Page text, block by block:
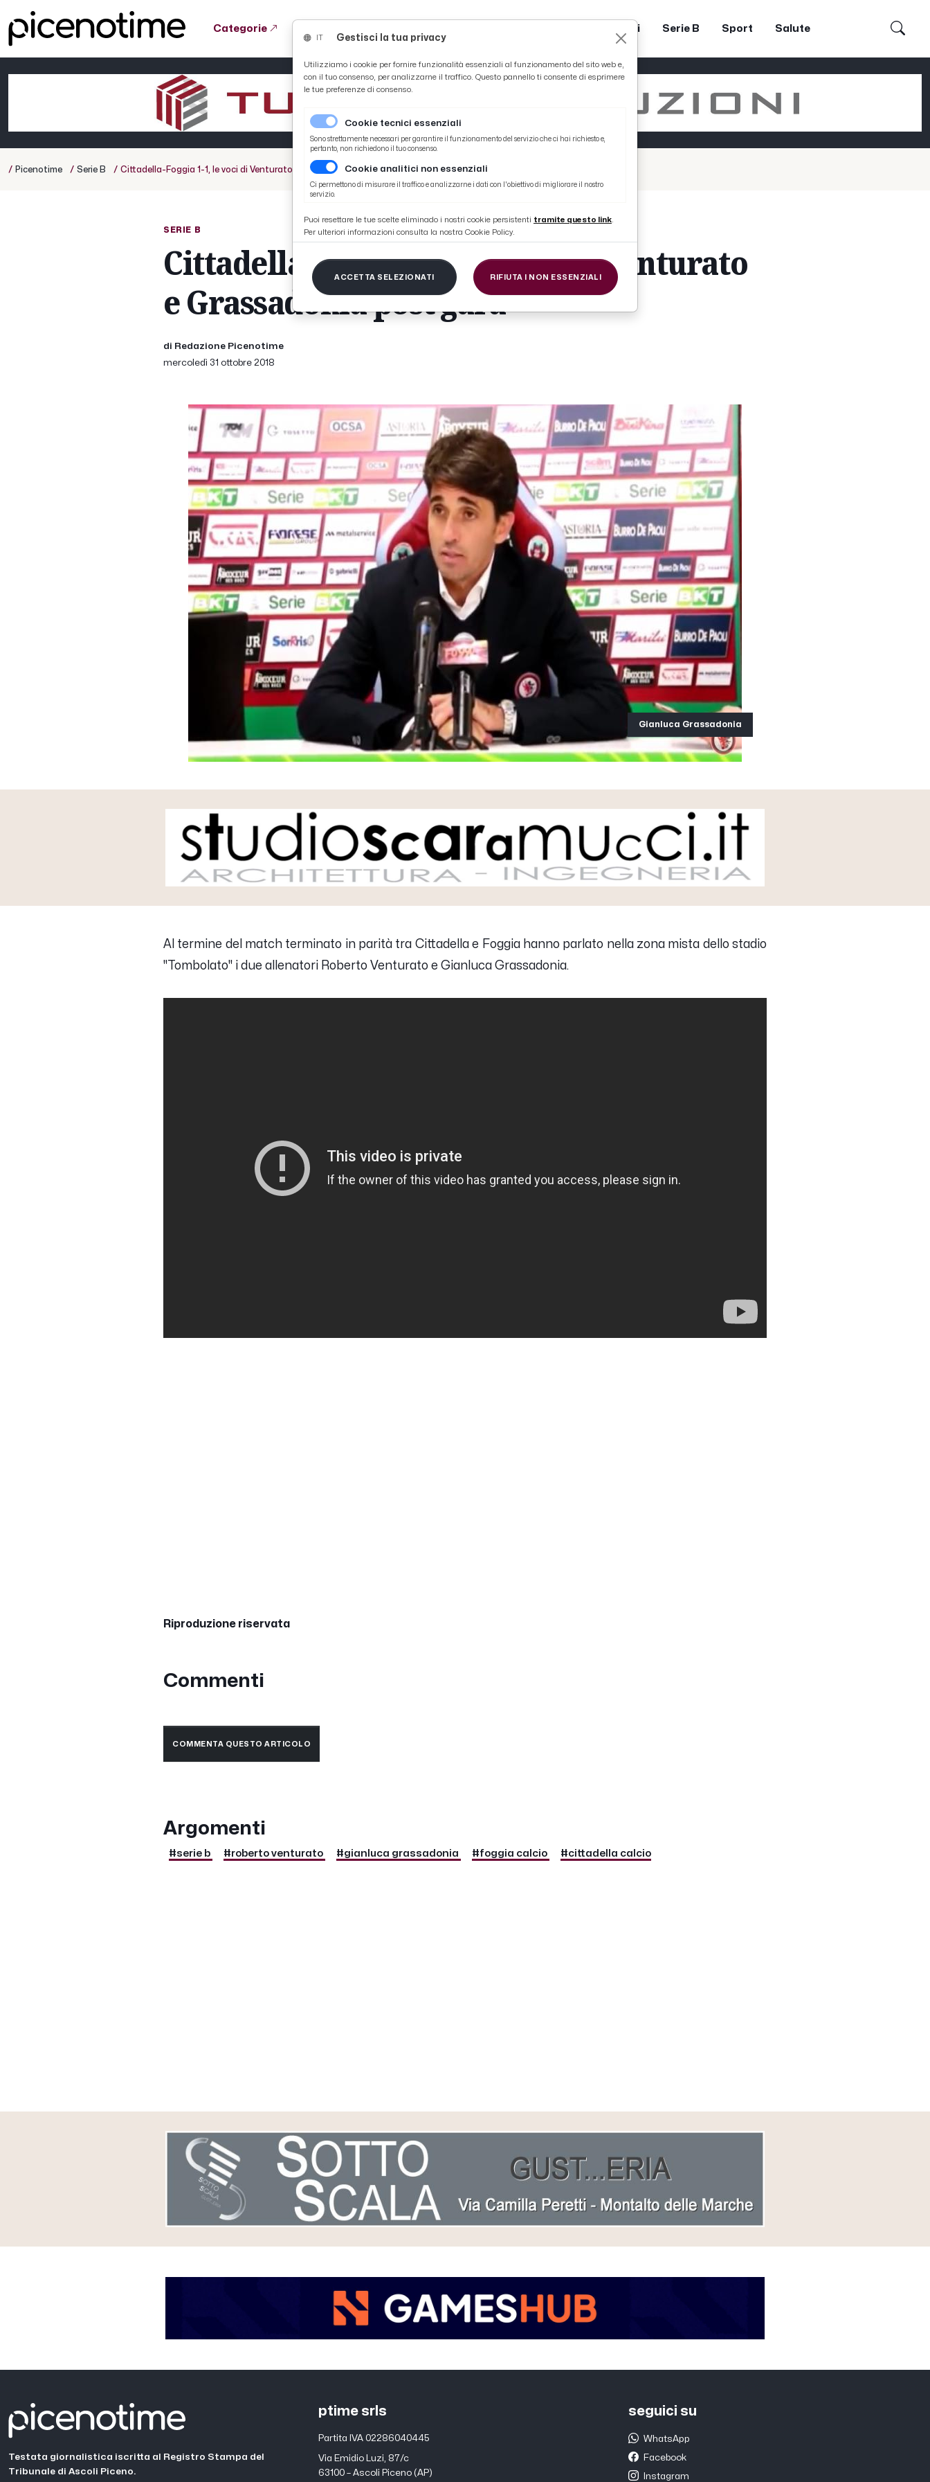
Categorie Coppa Teodori Serie B Sport Salute
/ Picenotime / Serie B / Cittadella-Foggia 1-1, le voci di Venturato e Grassadonia post gara
SERIE B
Cittadella-Foggia 1-1, le voci di Venturato
e Grassadonia post gara
di Redazione Picenotime
mercoledì 31 ottobre 2018
Gianluca Grassadonia
Al termine del match terminato in parità tra Cittadella e Foggia hanno parlato nella zona mista dello stadio
"Tombolato" i due allenatori Roberto Venturato e Gianluca Grassadonia.
Riproduzione riservata
Commenti
COMMENTA QUESTO ARTICOLO
Argomenti
#serie b #roberto venturato #gianluca grassadonia #foggia calcio #cittadella calcio
Testata giornalistica iscritta al Registro Stampa del
Tribunale di Ascoli Piceno.
ptime srls
Partita IVA 02286040445
Via Emidio Luzi, 87/c
63100 – Ascoli Piceno (AP)
seguici su
WhatsApp
Facebook
Instagram
Gestisci la tua privacy
Utilizziamo i cookie per fornire funzionalità essenziali al funzionamento del sito web e,
con il tuo consenso, per analizzarne il traffico. Questo pannello ti consente di esprimere
le tue preferenze di consenso.
Cookie tecnici essenziali
Sono strettamente necessari per garantire il funzionamento del servizio che ci hai richiesto e,
pertanto, non richiedono il tuo consenso.
Cookie analitici non essenziali
Ci permettono di misurare il traffico e analizzarne i dati con l'obiettivo di migliorare il nostro
servizio.
Puoi resettare le tue scelte eliminado i nostri cookie persistenti tramite questo link.
Per ulteriori informazioni consulta la nostra Cookie Policy.
ACCETTA SELEZIONATI RIFIUTA I NON ESSENZIALI